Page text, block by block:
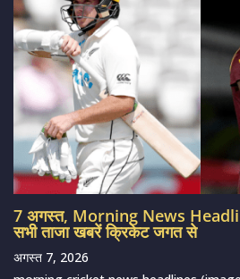
7 अगस्त, Morning News
सभी ताजा खबरें क्रिकेट जगत से
अगस्त 7, 2026